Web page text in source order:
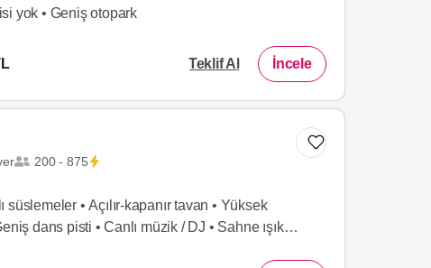
yok • Geniş otopark
Teklif Al İncele
200 - 875
süslemeler • Açılır-kapanır tavan • Yüksek
dans pisti • Canlı müzik / DJ • Sahne ışık